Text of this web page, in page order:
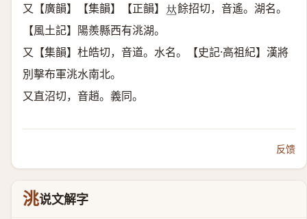
又【廣韻】【集韻】【正韻】 𠀤餘招切，音遙。湖名。
【風土記】陽羨縣西有洮湖。
又【集韻】杜皓切，音道。水名。【史記·高祖紀】漢將
別擊布軍洮水南北。
又直沼切，音趙。義同。
反馈
洮说文解字